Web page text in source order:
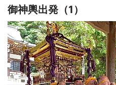
御神輿出発（1）